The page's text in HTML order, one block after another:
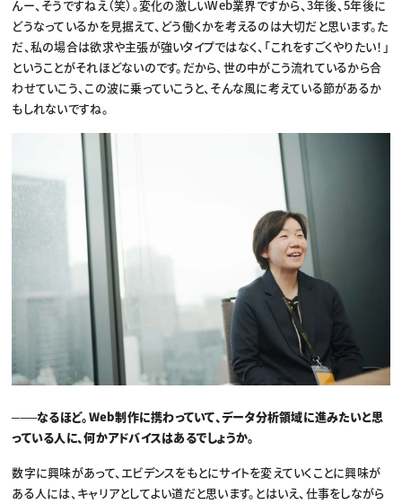
んー、そうですねえ（笑）。変化の激しいWeb業界ですから、3年後、5年後に
どうなっているかを見据えて、どう働くかを考えるのは大切だと思います。た
だ、私の場合は欲求や主張が強いタイプではなく、「これをすごくやりたい！」
ということがそれほどないのです。だから、世の中がこう流れているから合
わせていこう、この波に乗っていこうと、そんな風に考えている節があるか
もしれないですね。
───なるほど。Web制作に携わっていて、データ分析領域に進みたいと思
っている人に、何かアドバイスはあるでしょうか。
数字に興味があって、エビデンスをもとにサイトを変えていくことに興味が
ある人には、キャリアとしてよい道だと思います。とはいえ、仕事をしながら